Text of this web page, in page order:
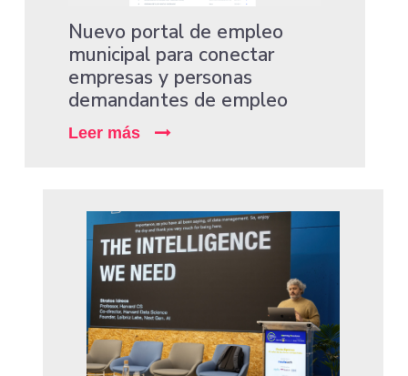
Nuevo portal de empleo
municipal para conectar
empresas y personas
demandantes de empleo
Leer más